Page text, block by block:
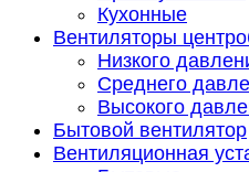
Кухонные
Вентиляторы
Низкого
Среднего
Высокого
Бытовой вентилятор
Вентиляционная